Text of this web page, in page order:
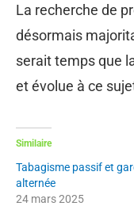
La recherche de
désormais
serait temps que
et évolue à ce
Similaire
Tabagisme passif et
alternée
24 mars 2025